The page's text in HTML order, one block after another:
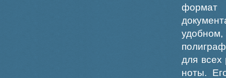
формат
для всех
ноты.